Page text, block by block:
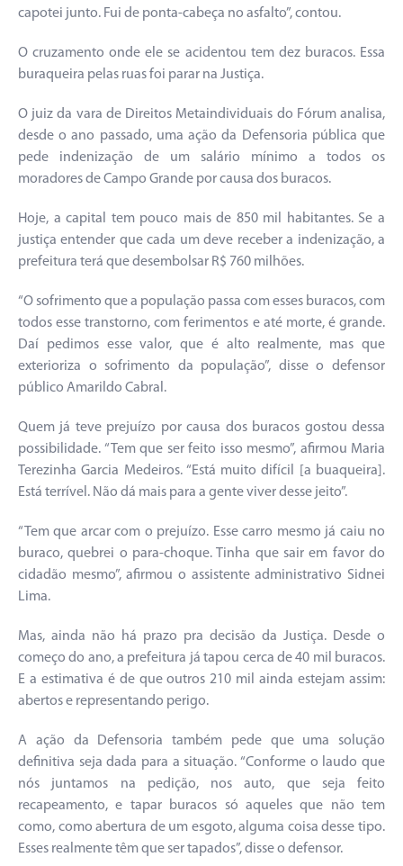
capotei junto. Fui de ponta-cabeça no asfalto”, contou.
O cruzamento onde ele se acidentou tem dez buracos. Essa
buraqueira pelas ruas foi parar na Justiça.
O juiz da vara de Direitos Metaindividuais do Fórum analisa,
desde o ano passado, uma ação da Defensoria pública que
pede indenização de um salário mínimo a todos os
moradores de Campo Grande por causa dos buracos.
Hoje, a capital tem pouco mais de 850 mil habitantes. Se a
justiça entender que cada um deve receber a indenização, a
prefeitura terá que desembolsar R$ 760 milhões.
“O sofrimento que a população passa com esses buracos, com
todos esse transtorno, com ferimentos e até morte, é grande.
Daí pedimos esse valor, que é alto realmente, mas que
exterioriza o sofrimento da população”, disse o defensor
público Amarildo Cabral.
Quem já teve prejuízo por causa dos buracos gostou dessa
possibilidade. “Tem que ser feito isso mesmo”, afirmou Maria
Terezinha Garcia Medeiros. “Está muito difícil [a buaqueira].
Está terrível. Não dá mais para a gente viver desse jeito”.
“Tem que arcar com o prejuízo. Esse carro mesmo já caiu no
buraco, quebrei o para-choque. Tinha que sair em favor do
cidadão mesmo”, afirmou o assistente administrativo Sidnei
Lima.
Mas, ainda não há prazo pra decisão da Justiça. Desde o
começo do ano, a prefeitura já tapou cerca de 40 mil buracos.
E a estimativa é de que outros 210 mil ainda estejam assim:
abertos e representando perigo.
A ação da Defensoria também pede que uma solução
definitiva seja dada para a situação. “Conforme o laudo que
nós juntamos na pedição, nos auto, que seja feito
recapeamento, e tapar buracos só aqueles que não tem
como, como abertura de um esgoto, alguma coisa desse tipo.
Esses realmente têm que ser tapados”, disse o defensor.